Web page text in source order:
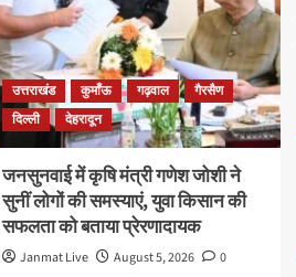
उत्तराखंड कुमाँऊ गढ़वाल
गैरसैण
दिल्ली
देहरादून
जनसुनवाई में कृषि मंत्री गणेश जोशी ने
सुनीं लोगों की समस्याएं, युवा किसान की
सफलता को बताया प्रेरणादायक
Janmat Live August 5, 2026 0